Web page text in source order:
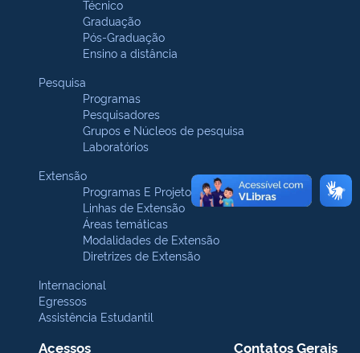
Técnico
Graduação
Pós-Graduação
Ensino a distância
Pesquisa
Programas
Pesquisadores
Grupos e Núcleos de pesquisa
Laboratórios
Extensão
Programas E Projetos
Linhas de Extensão
Áreas temáticas
Modalidades de Extensão
Diretrizes de Extensão
Internacional
Egressos
Assistência Estudantil
Acessos Contatos Gerais